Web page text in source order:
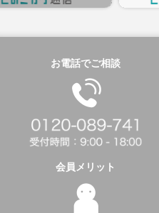
お電話でご相談
会員メリット